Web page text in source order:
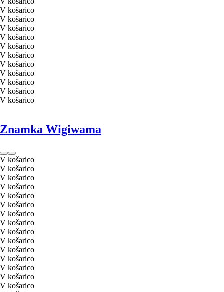
V košarico
V košarico
V košarico
V košarico
V košarico
V košarico
V košarico
V košarico
V košarico
V košarico
V košarico
Znamka Wigiwama
V košarico
V košarico
V košarico
V košarico
V košarico
V košarico
V košarico
V košarico
V košarico
V košarico
V košarico
V košarico
V košarico
V košarico
V košarico